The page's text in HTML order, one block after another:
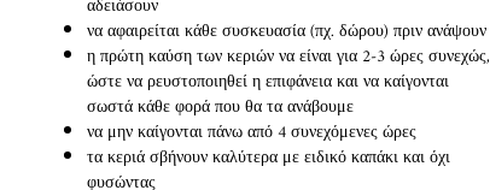
να αφαιρείται κάθε συσκευασία (πχ. δώρου) πριν ανάψουν
η πρώτη καύση των κεριών να είναι για 2-3 ώρες συνεχώς,
ώστε να ρευστοποιηθεί η επιφάνεια και να καίγονται
σωστά κάθε φορά που θα τα ανάβουμε
να μην καίγονται πάνω από 4 συνεχόμενες ώρες
τα κεριά σβήνουν καλύτερα με ειδικό καπάκι και όχι